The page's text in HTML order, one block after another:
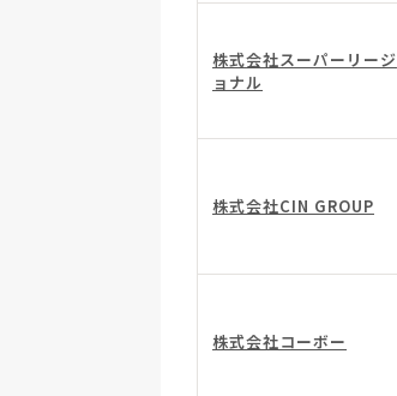
株式会社スーパーリージ
ョナル
株式会社CIN GROUP
株式会社コーボー